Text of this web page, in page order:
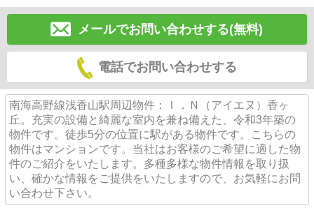
メールでお問い合わせする(無料)
電話でお問い合わせする
南海高野線浅香山駅周辺物件：Ｉ．Ｎ（アイエヌ）香ヶ
丘。充実の設備と綺麗な室内を兼ね備えた、令和3年築の
物件です。徒歩5分の位置に駅がある物件です。こちらの
物件はマンションです。当社はお客様のご希望に適した物
件のご紹介をいたします。多種多様な物件情報を取り扱
い、確かな情報をご提供をいたしますので、お気軽にお問
い合わせ下さい。